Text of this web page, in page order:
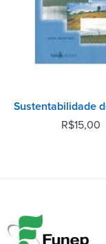
R$15,00